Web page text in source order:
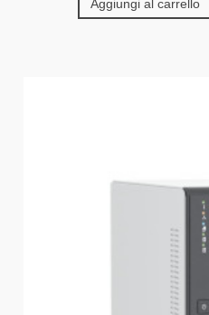
Aggiungi al carrello